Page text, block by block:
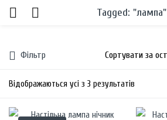
Tagged: "лампа"
Відображаються усі з 3 результатів
Фільтр